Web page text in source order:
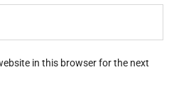
in this browser for the next